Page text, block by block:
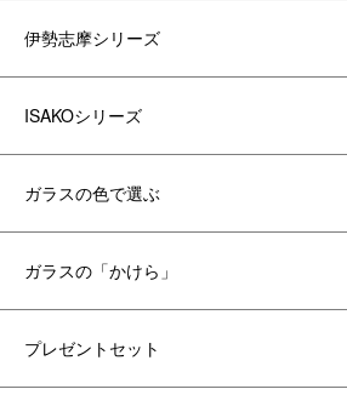
伊勢志摩シリーズ
ISAKOシリーズ
ガラスの色で選ぶ
ガラスの「かけら」
プレゼントセット